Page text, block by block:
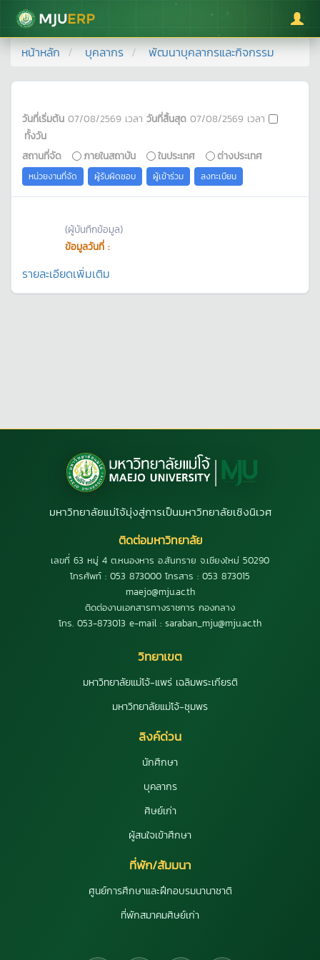
มหาวิทยาลัยแม่โจ้
หน้าหลัก บุคลากร พัฒนาบุคลากรและกิจกรรม
วันที่เริ่มต้น 07/08/2569 เวลา วันที่สิ้นสุด 07/08/2569 เวลา
ทั้งวัน
สถานที่จัด
ภายในสถาบัน ในประเทศ ต่างประเทศ
หน่วยงานที่จัด ผู้รับผิดชอบ ผู้เข้าร่วม ลงทะเบียน
(ผู้บันทึกข้อมูล)
ข้อมูลวันที่ :
รายละเอียดเพิ่มเติม
มหาวิทยาลัยแม่โจ้มุ่งสู่การเป็นมหาวิทยาลัยเชิงนิเวศ
ติดต่อมหาวิทยาลัย
เลขที่ 63 หมู่ 4 ต.หนองหาร อ.สันทราย จ.เชียงใหม่ 50290
โทรศัพท์ : 053 873000 โทรสาร : 053 873015
maejo@mju.ac.th
ติดต่องานเอกสารทางราชการ กองกลาง
โทร. 053-873013 e-mail : saraban_mju@mju.ac.th
วิทยาเขต
มหาวิทยาลัยแม่โจ้-แพร่ เฉลิมพระเกียรติ
มหาวิทยาลัยแม่โจ้-ชุมพร
ลิงค์ด่วน
นักศึกษา
บุคลากร
ศิษย์เก่า
ผู้สนใจเข้าศึกษา
ที่พัก/สัมมนา
ศูนย์การศึกษาและฝึกอบรมนานาชาติ
ที่พักสมาคมศิษย์เก่า